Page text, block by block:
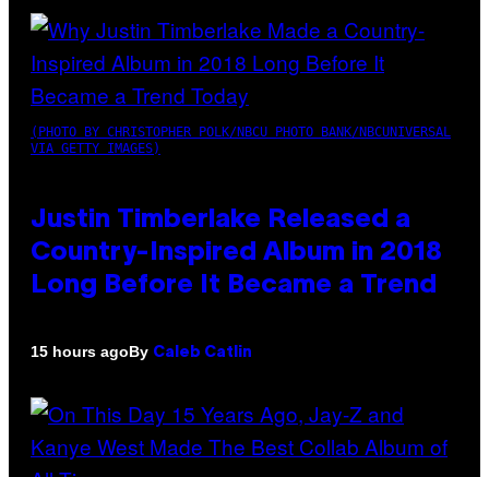
(PHOTO BY CHRISTOPHER POLK/NBCU PHOTO BANK/NBCUNIVERSAL
VIA GETTY IMAGES)
Justin Timberlake Released a
Country-Inspired Album in 2018
Long Before It Became a Trend
15 hours agoBy Caleb Catlin